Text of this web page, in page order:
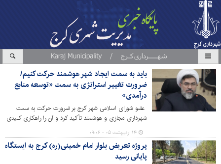
باید به سمت ایجاد شهر هوشمند حرکت کنیم/
ضرورت تغییر استراتژی به سمت «توسعه منابع
درآمدی»
عضو شورای اسلامی شهر کرج بر ضرورت حرکت به سمت
شهرداری مجازی و هوشمند تأکید کرد و آن را راهکاری کلیدی
برای کاهش مشکلات شهروندان دانست.
۱۴ اردیبهشت ۰۵ - ۰۹:۰۶
پروژه تعریض بلوار امام خمینی(ره) کرج به ایستگاه
پایانی رسید